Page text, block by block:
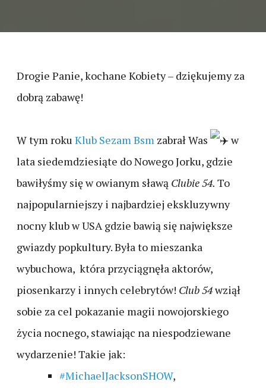
Drogie Panie, kochane Kobiety – dziękujemy za
dobrą zabawę!
W tym roku Klub Sezam Bsm zabrał Was
w
lata siedemdziesiąte do Nowego Jorku, gdzie
bawiłyśmy się w owianym sławą Clubie 54. To
najpopularniejszy i najbardziej ekskluzywny
nocny klub w USA gdzie bawią się największe
gwiazdy popkultury. Była to mieszanka
wybuchowa, która przyciągnęła aktorów,
piosenkarzy i innych celebrytów! Club 54wziął
sobie za cel pokazanie magii nowojorskiego
życia nocnego, stawiając na niespodziewane
wydarzenie! Takie jak:
#MichaelJacksonSHOW,